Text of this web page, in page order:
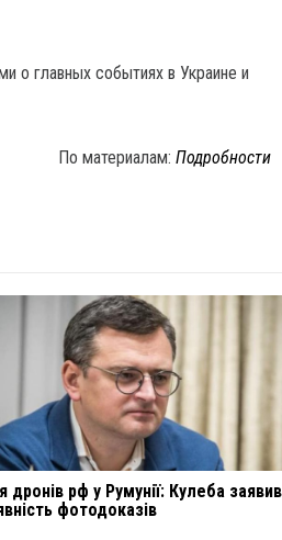
о главных событиях в Украине и
По материалам:Подробности
дронів рф у Румунії: Кулеба заявив
фотодоказів